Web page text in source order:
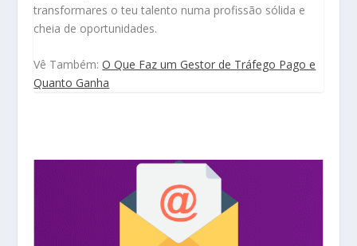
transformares o teu talento numa profissão sólida e
cheia de oportunidades.
Vê Também:O Que Faz um Gestor de Tráfego Pago e
Quanto Ganha